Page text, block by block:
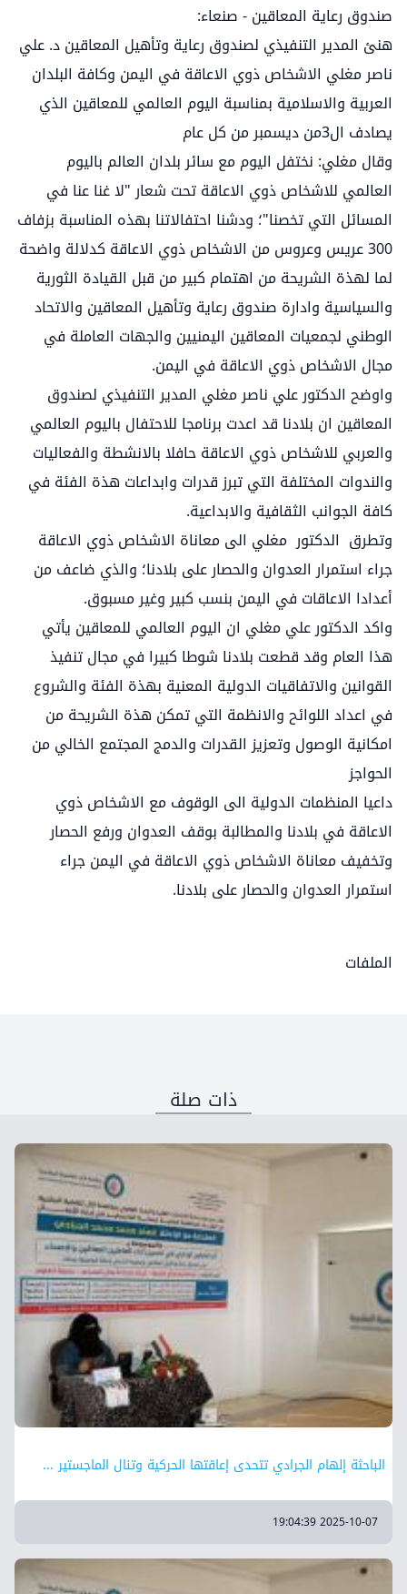
صندوق رعاية المعاقين - صنعاء:
هنئ المدير التنفيذي لصندوق رعاية وتأهيل المعاقين د. علي
ناصر مغلي الاشخاص ذوي الاعاقة في اليمن وكافة البلدان
العربية والاسلامية بمناسبة اليوم العالمي للمعاقين الذي
يصادف ال3من ديسمبر من كل عام
وقال مغلي: نختفل اليوم مع سائر بلدان العالم باليوم
العالمي للاشخاص ذوي الاعاقة تحت شعار "لا غنا عنا في
المسائل التي تخصنا"؛ ودشنا احتفالاتنا بهذه المناسبة بزفاف
300 عريس وعروس من الاشخاص ذوي الاعاقة كدلالة واضحة
لما لهذة الشريحة من اهتمام كبير من قبل القيادة الثورية
والسياسية وادارة صندوق رعاية وتأهيل المعاقين والاتحاد
الوطني لجمعيات المعاقين اليمنيين والجهات العاملة في
مجال الاشخاص ذوي الاعاقة في اليمن.
واوضح الدكتور علي ناصر مغلي المدير التنفيذي لصندوق
المعاقين ان بلادنا قد اعدت برنامجا للاحتفال باليوم العالمي
والعربي للاشخاص ذوي الاعاقة حافلا بالانشطة والفعاليات
والندوات المختلفة التي تبرز قدرات وابداعات هذة الفئة في
كافة الجوانب الثقافية والابداعية.
وتطرق الدكتور مغلي الى معاناة الاشخاص ذوي الاعاقة
جراء استمرار العدوان والحصار على بلادنا؛ والذي ضاعف من
أعدادا الاعاقات في اليمن بنسب كبير وغير مسبوق.
واكد الدكتور علي مغلي ان اليوم العالمي للمعاقين يأتي
هذا العام وقد قطعت بلادنا شوطا كبيرا في مجال تنفيذ
القوانين والاتفاقيات الدولية المعنية بهذة الفئة والشروع
في اعداد اللوائح والانظمة التي تمكن هذة الشريحة من
امكانية الوصول وتعزيز القدرات والدمج المجتمع الخالي من
الحواجز
داعيا المنظمات الدولية الى الوقوف مع الاشخاص ذوي
الاعاقة في بلادنا والمطالبة بوقف العدوان ورفع الحصار
وتخفيف معاناة الاشخاص ذوي الاعاقة في اليمن جراء
استمرار العدوان والحصار على بلادنا.
الملفات
ذات صلة
الباحثة إلهام الجرادي تتحدى إعاقتها الحركية وتنال الماجستير ...
2025-10-07 19:04:39